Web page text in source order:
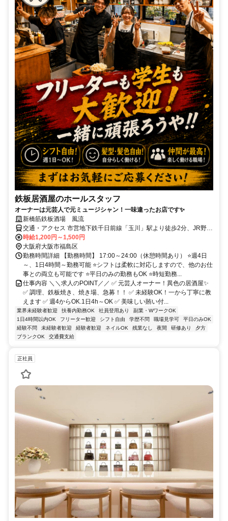
鉄板居酒屋のホールスタッフ
オーナーは元芸人で元ミュージシャン！一味違ったお店です✨
新橋筋鉄板酒場 風流
交通・アクセス 市営地下鉄千日前線「玉川」駅より徒歩2分、JR野田
駅より徒歩4分
時給1,200円～1,500円
大阪府大阪市福島区
勤務時間詳細 【勤務時間】 17:00～24:00（休憩時間あり） ⭐週4日
～、1日4時間～勤務可能 ⭐シフトは柔軟に対応しますので、他のお仕
事との両立も可能です ⭐平日のみの勤務もOK ⭐時短勤務...
仕事内容 ＼＼求人のPOINT／／ ✅ 元芸人オーナー！異色の居酒屋✨
✅ 調理、鉄板焼き、焼き場、急募！！ ✅ 未経験OK！一から丁寧に教
えます ✅ 週4からOK.1日4h～OK ✅ 美味しい賄い付...
業界未経験者歓迎 扶養内勤務OK 社員登用あり
副業・WワークOK
1日4時間以内OK
フリーター歓迎 シフト自由 学歴不問 職場見学可
平日のみOK
経験不問
未経験者歓迎 経験者歓迎 ネイルOK 残業なし 夜間 研修あり
夕方
ブランクOK
交通費支給
正社員